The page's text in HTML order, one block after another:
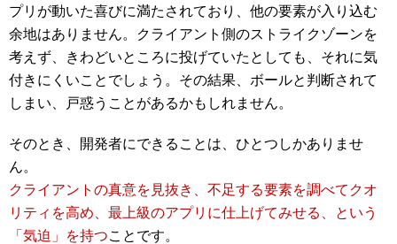
プリが動いた喜びに満たされており、他の要素が入り込む
余地はありません。クライアント側のストライクゾーンを
考えず、きわどいところに投げていたとしても、それに気
付きにくいことでしょう。その結果、ボールと判断されて
しまい、戸惑うことがあるかもしれません。
そのとき、開発者にできることは、ひとつしかありませ
ん。
クライアントの真意を見抜き、不足する要素を調べてクオ
リティを高め、最上級のアプリに仕上げてみせる、という
「気迫」を持つことです。